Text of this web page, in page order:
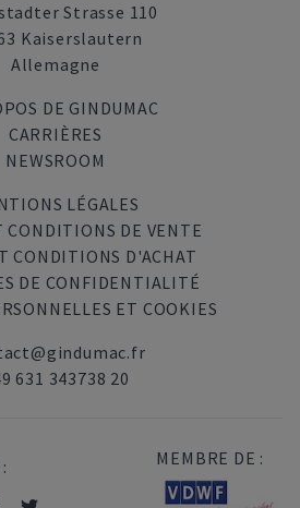
Strasse 110
Kaiserslautern
Allemagne
DE GINDUMAC
CARRIÈRES
NEWSROOM
LÉGALES
CONDITIONS DE VENTE
CONDITIONS D'ACHAT
DE CONFIDENTIALITÉ
ET COOKIES
631 343738 20
MEMBRE DE :